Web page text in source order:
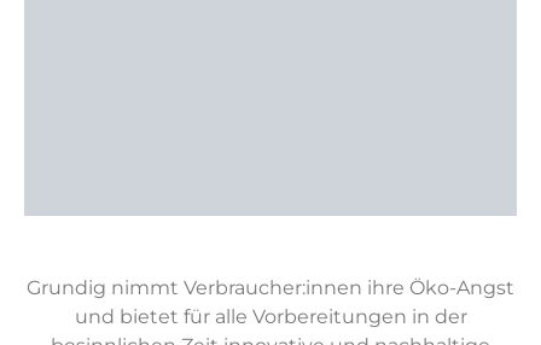
Grundig nimmt Verbraucher:innen ihre Öko-Angst
und bietet für alle Vorbereitungen in der